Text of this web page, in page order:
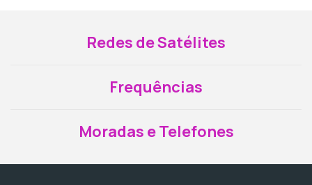
Redes de Satélites
Frequências
Moradas e Telefones